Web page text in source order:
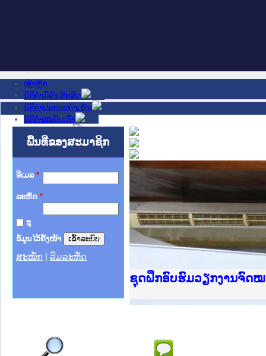
ໜ້າຫຼັກ
ນິຕິກໍາມີຜົນສັກສິດ
ນິຕິກໍາປະກອບຄໍາເຫັນ
ນິຕິກໍາສະບັບເກົ່າ
ເວັບໄຊອື່ນໆ
ຊ່ວຍເຫຼືອ
ພື້ນທີ່ຂອງສະມາຊິກ
ອີເມລ *
ລະຫັດ *
ຈື່
ຂໍ້ມູນໄວ້ຄັ້ງໜ້າ
ສະໝັກ ລືມລະຫັດ
Ministry of Justice Lao
ເຜີຍແຜ່ວັບໄຊຈົດໝາຍເຫດ
ກະຊວງຍຸຕິທຳ
ຊຸດຝຶກອົບຮົມວຽກງານຈົດໝ
ກອງປະຊຸມທົບທວນຄືນການ
ຝຶກອົບຮົມ ຜູ່ປະສານງານວ
ຝຶກອົບຮົມ ຜູ່ປະສານງານວ
ເຜີຍແຜ່ແອັບກົດໝາຍລາວ
ເຜີຍແຜ່ແອັບກົດໝາຍລາວ
ຍົກລະດັບວຽກງານຈົດໝາຍ
ຊຸດຝຶກອົບຮົມວຽກງານຈົດໝ